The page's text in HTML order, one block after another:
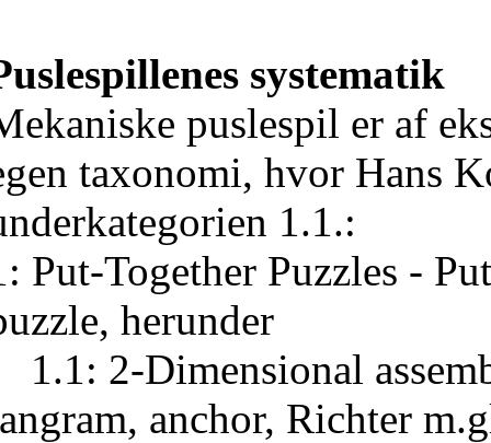
systematik
puslespil er af
taxonomi, hvor Hans
1.1.:
Put-Together Puzzles -
herunder
2-Dimensional
anchor, Richter